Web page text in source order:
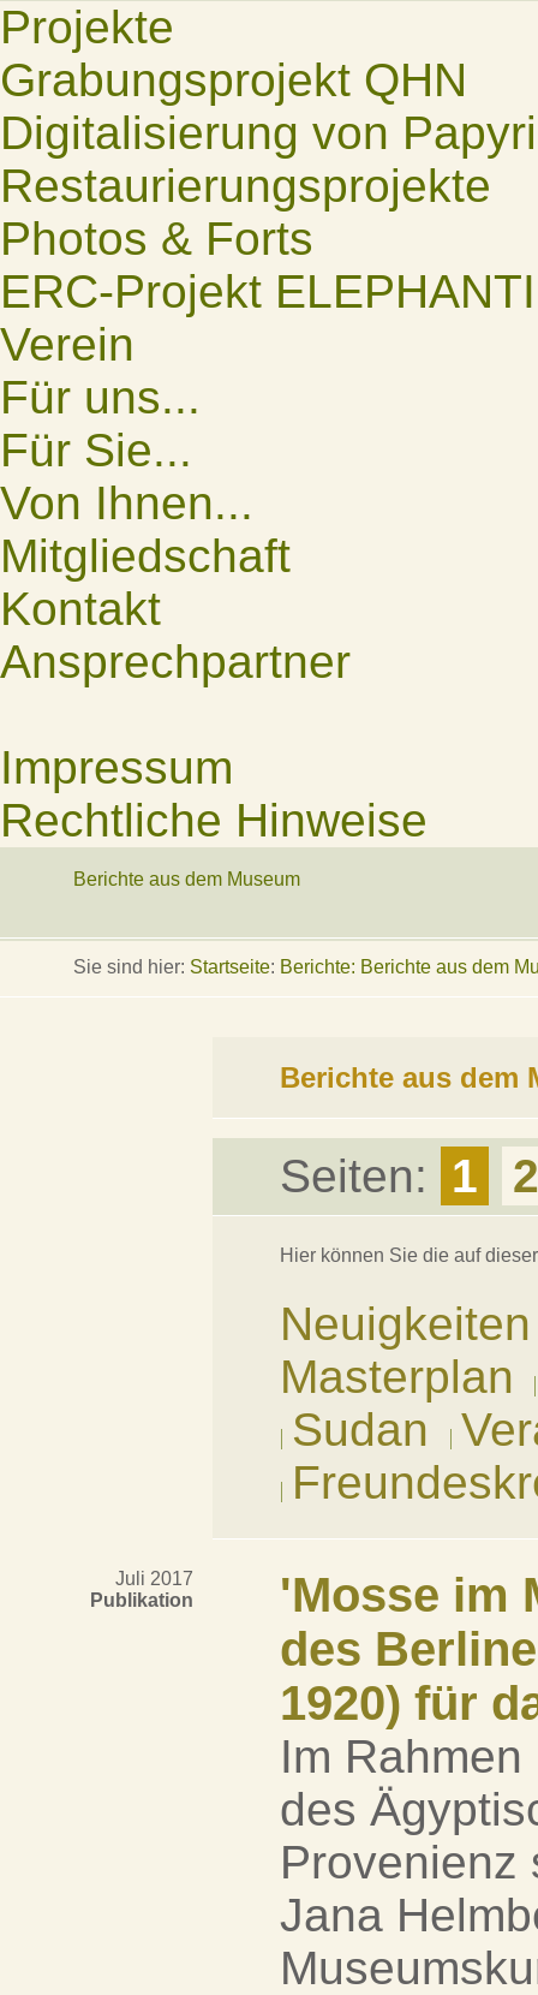
Projekte
Grabungsprojekt QHN
Digitalisierung von
Restaurierungsprojekte
Photos & Forts
ERC-Projekt
Verein
Für uns...
Für Sie...
Von Ihnen...
Mitgliedschaft
Kontakt
Ansprechpartner
Impressum
Rechtliche Hinweise
Berichte aus dem Museum
Sie sind hier: Startseite: Berichte: Berichte aus dem
Berichte aus dem
Seiten: 1 2
Hier können Sie die auf
Masterplan
Sudan
Juli 2017
Publikation
'Mosse im
des
1920) für
Im
des
Provenienz
Jana